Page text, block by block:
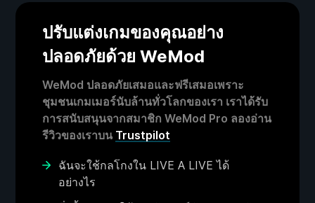
ปรับแต่งเกมของคุณอย่าง
ปลอดภัยด้วย WeMod
WeMod ปลอดภัยเสมอและฟรีเสมอเพราะ
ชุมชนเกมเมอร์นับล้านทั่วโลกของเรา เราได้รับ
การสนับสนุนจากสมาชิก WeMod Pro ลองอ่าน
รีวิวของเราบน Trustpilot
ฉันจะใช้กลโกงใน LIVE A LIVE ได้
อย่างไร